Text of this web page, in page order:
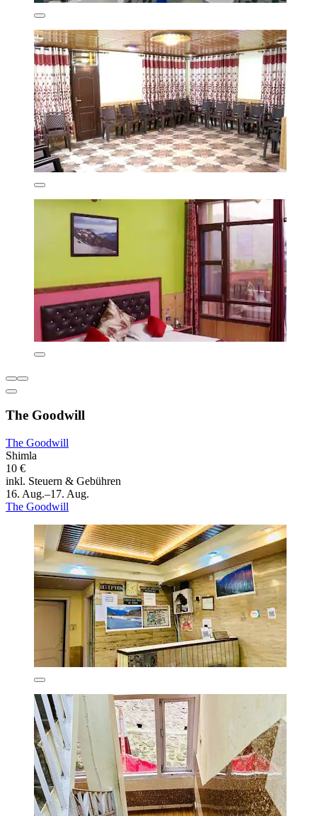
The Goodwill
The Goodwill
Shimla
10 €
inkl. Steuern & Gebühren
16. Aug.–17. Aug.
The Goodwill